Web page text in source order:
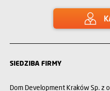
SIEDZIBA FIRMY
Dom Development Kraków Sp. z